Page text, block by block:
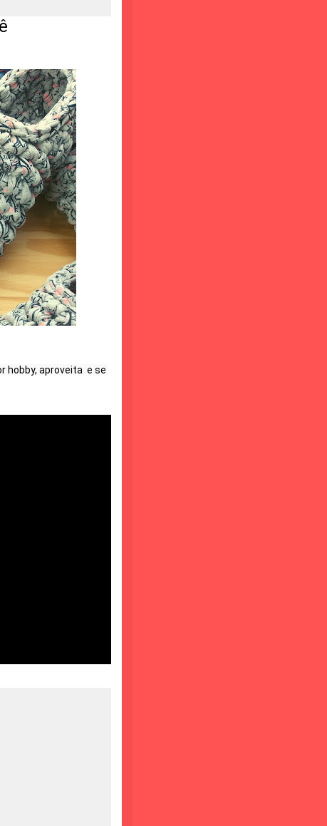
hobby, aproveita  e se